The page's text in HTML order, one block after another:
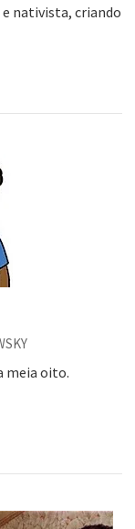
nativista, criando
meia oito.